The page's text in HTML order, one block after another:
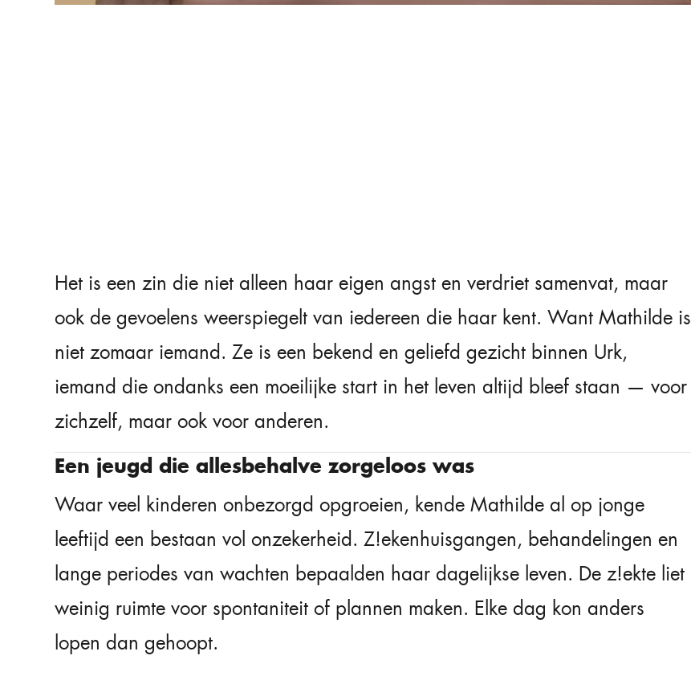
Het is een zin die niet alleen haar eigen angst en verdriet samenvat, maar
ook de gevoelens weerspiegelt van iedereen die haar kent. Want Mathilde is
niet zomaar iemand. Ze is een bekend en geliefd gezicht binnen Urk,
iemand die ondanks een moeilijke start in het leven altijd bleef staan — voor
zichzelf, maar ook voor anderen.
Een jeugd die allesbehalve zorgeloos was
Waar veel kinderen onbezorgd opgroeien, kende Mathilde al op jonge
leeftijd een bestaan vol onzekerheid. Z!ekenhuisgangen, behandelingen en
lange periodes van wachten bepaalden haar dagelijkse leven. De z!ekte liet
weinig ruimte voor spontaniteit of plannen maken. Elke dag kon anders
lopen dan gehoopt.